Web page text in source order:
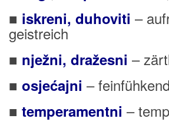
■ iskreni, duhoviti –
geistreich
■ nježni, dražesni –
■ osjećajni – feinfühkend
■ temperamentni –